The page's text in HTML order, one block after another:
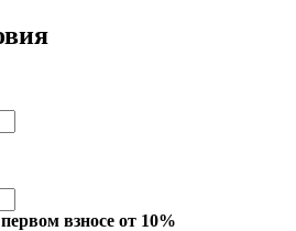
взносе от 10%